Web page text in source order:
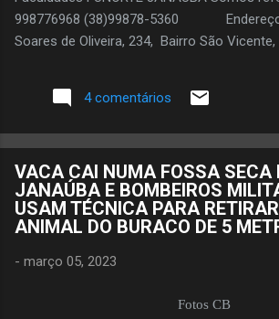
998776968 (38)99878-5360
Soares de Oliveira, 234, Bairro São Vicente,
4 comentários
VACA CAI NUMA FOSSA SECA
JANAÚBA E BOMBEIROS
USAM TÉCNICA PARA
ANIMAL DO BURACO DE 5
- março 05, 2023
Fotos CB